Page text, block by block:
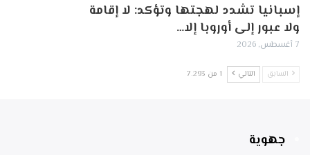
إسبانيا تشدد لهجتها وتؤكد: لا إقامة
ولا عبور إلى أوروبا إلا…
7 أغسطس, 2026
السابق التالي 1 من 7٬293
جهوية